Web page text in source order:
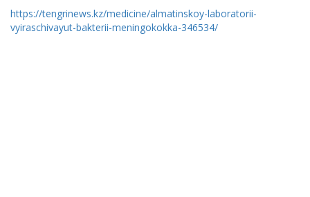
https://tengrinews.kz/medicine/almatinskoy-laboratorii-
vyiraschivayut-bakterii-meningokokka-346534/